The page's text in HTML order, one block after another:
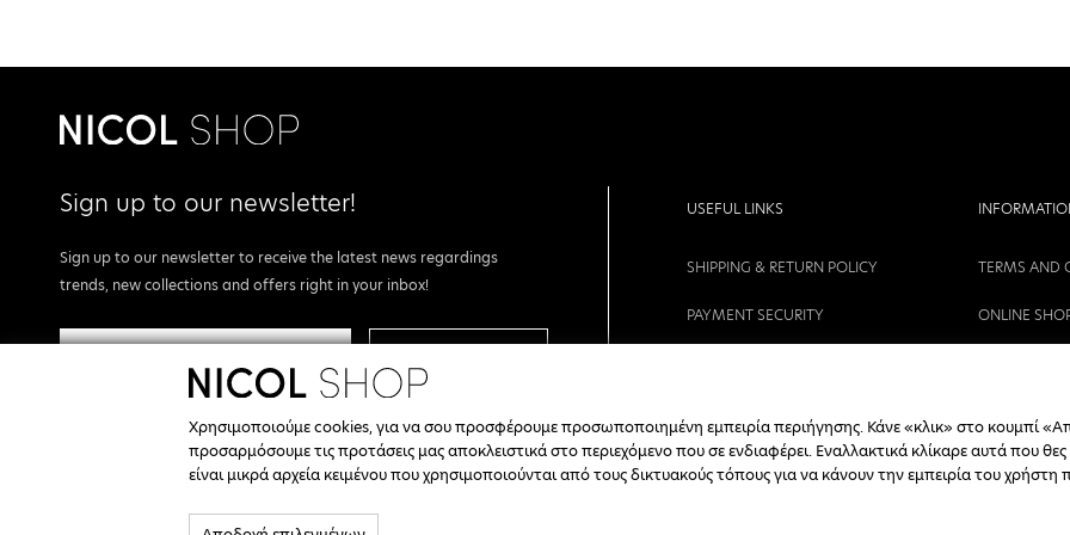
Sign up to our newsletter!
Sign up to our newsletter to receive the latest news regardings
trends, new collections and offers right in your inbox!
We are Social.
USEFUL LINKS
SHIPPING & RETURN POLICY
PAYMENT SECURITY
ORDER STATUS
TERMS AND
ONLINE
Χρησιμοποιούμε cookies, για να σου προσφέρουμε προσωποποιημένη εμπειρία περιήγησης. Κάνε «κλικ» στο κουμπί
προσαρμόσουμε τις προτάσεις μας αποκλειστικά στο περιεχόμενο που σε ενδιαφέρει. Εναλλακτικά κλίκαρε αυτά που
είναι μικρά αρχεία κειμένου που χρησιμοποιούνται από τους δικτυακούς τόπους για να κάνουν την εμπειρία του χρήστη